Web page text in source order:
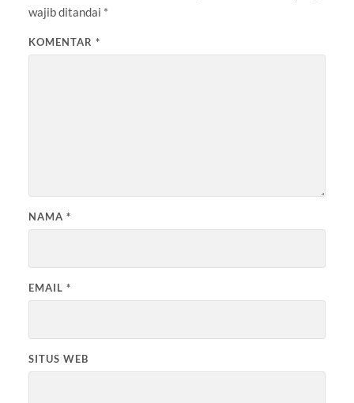
wajib ditandai *
KOMENTAR *
NAMA *
EMAIL *
SITUS WEB